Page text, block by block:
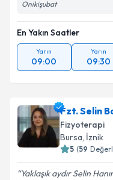
Onikişubat
En Yakın Saatler
Yarın
09:00
Yarın
09:30
Fzt. Selin
Fizyoterapi
Bursa, İznik
5 (59
Yaklaşık aydır Selin